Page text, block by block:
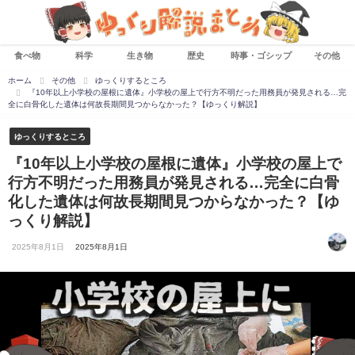
食べ物 科学 生き物 歴史 時事・ゴシップ その他
ホーム その他
ゆっくりするところ
『10年以上小学校の屋根に遺体』小学校の屋上で行方不明だった用務員が発見される…完
全に白骨化した遺体は何故長期間見つからなかった？【ゆっくり解説】
ゆっくりするところ
『10年以上小学校の屋根に遺体』小学校の屋上で
行方不明だった用務員が発見される…完全に白骨
化した遺体は何故長期間見つからなかった？【ゆ
っくり解説】
2025年8月1日 2025年8月1日